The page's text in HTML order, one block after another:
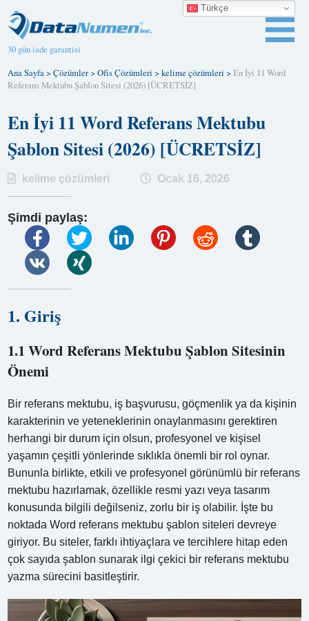
30 gün iade garantisi
Ana Sayfa>Çözümler>Ofis Çözümleri >kelime çözümleri >En İyi 11 Word
Referans Mektubu Şablon Sitesi (2026) [ÜCRETSİZ]
En İyi 11 Word Referans Mektubu
Şablon Sitesi (2026) [ÜCRETSİZ]
kelime çözümleri Ocak 16, 2026
Şimdi paylaş:
1. Giriş
1.1 Word Referans Mektubu Şablon Sitesinin
Önemi
Bir referans mektubu, iş başvurusu, göçmenlik ya da kişinin
karakterinin ve yeteneklerinin onaylanmasını gerektiren
herhangi bir durum için olsun, profesyonel ve kişisel
yaşamın çeşitli yönlerinde sıklıkla önemli bir rol oynar.
Bununla birlikte, etkili ve profesyonel görünümlü bir referans
mektubu hazırlamak, özellikle resmi yazı veya tasarım
konusunda bilgili değilseniz, zorlu bir iş olabilir. İşte bu
noktada Word referans mektubu şablon siteleri devreye
giriyor. Bu siteler, farklı ihtiyaçlara ve tercihlere hitap eden
çok sayıda şablon sunarak ilgi çekici bir referans mektubu
yazma sürecini basitleştirir.
Türkçe